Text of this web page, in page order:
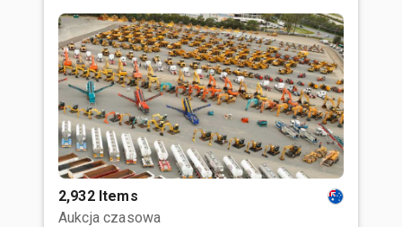
2,932 Items
Aukcja czasowa